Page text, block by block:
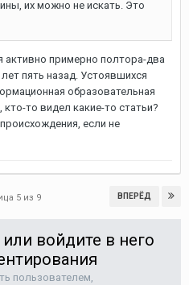
их можно не искать. Это
активно примерно полтора-два
пять назад. Устоявшихся
образовательная
то видел какие-то статьи?
если не
ВПЕРЁД
5 из 9
или войдите в него
пользователем,